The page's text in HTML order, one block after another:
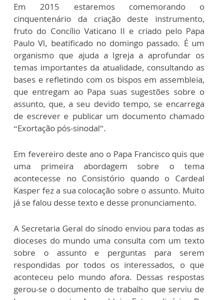
Em 2015 estaremos comemorando o
cinquentenário da criação deste instrumento,
fruto do Concílio Vaticano II e criado pelo Papa
Paulo VI, beatificado no domingo passado. É um
organismo que ajuda a Igreja a aprofundar os
temas importantes da atualidade, consultando as
bases e refletindo com os bispos em assembleia,
que entregam ao Papa suas sugestões sobre o
assunto, que, a seu devido tempo, se encarrega
de escrever e publicar um documento chamado
“Exortação pós-sinodal”.
Em fevereiro deste ano o Papa Francisco quis que
uma primeira abordagem sobre o tema
acontecesse no Consistório quando o Cardeal
Kasper fez a sua colocação sobre o assunto. Muito
já se falou desse texto e desse pronunciamento.
A Secretaria Geral do sínodo enviou para todas as
dioceses do mundo uma consulta com um texto
sobre o assunto e perguntas para serem
respondidas por todos os interessados, o que
aconteceu pelo mundo afora. Dessas respostas
gerou-se o documento de trabalho que serviu de